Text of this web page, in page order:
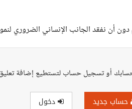
أن نفقد الجانب الإنساني الضروري
أو تسجيل حساب لتستطيع إضافة
حساب جديد دخول